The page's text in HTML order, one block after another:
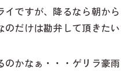
イですが、降るなら朝か
のだけは勘弁して頂きた
のかなぁ・・・ゲリラ豪雨